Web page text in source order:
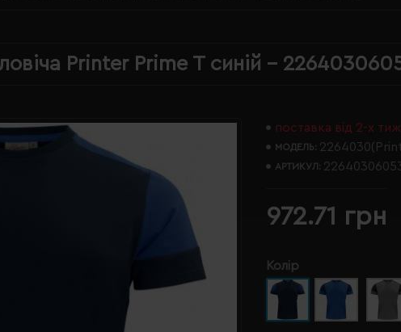
Printer Prime T синій -
поставка від 2-х
МОДЕЛЬ:
АРТИКУЛ:
972.71 грн
Колір